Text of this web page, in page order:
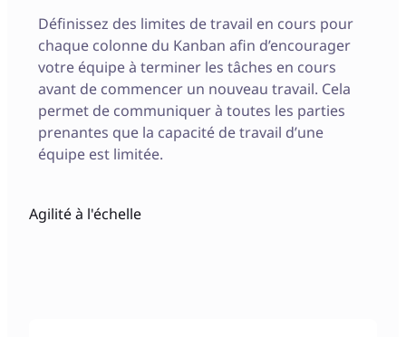
Définissez des limites de travail en cours pour
chaque colonne du Kanban afin d’encourager
votre équipe à terminer les tâches en cours
avant de commencer un nouveau travail. Cela
permet de communiquer à toutes les parties
prenantes que la capacité de travail d’une
équipe est limitée.
Agilité à l'échelle